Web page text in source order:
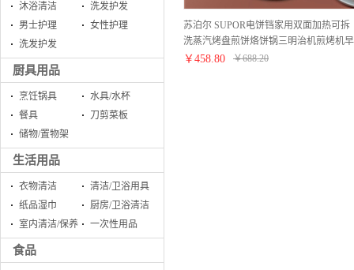
沐浴清洁
洗发护发
男士护理
女性护理
洗发护发
厨具用品
烹饪锅具
水具/水杯
餐具
刀剪菜板
储物/置物架
生活用品
衣物清洁
清洁/卫浴用具
纸品湿巾
厨房/卫浴清洁
室内清洁/保养
一次性用品
食品
苏泊尔 SUPOR电饼铛家用双面加热可拆
洗蒸汽烤盘煎饼烙饼锅三明治机煎烤机早
餐机 JD30RQ803
￥ 458.80 ￥688.20